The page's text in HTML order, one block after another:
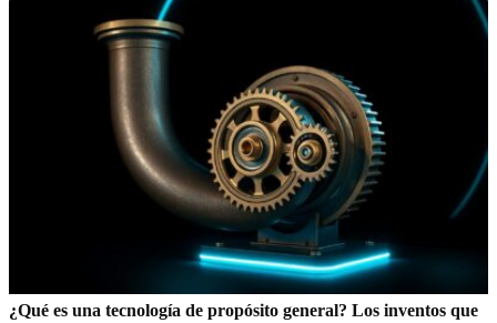
¿Qué es una tecnología de propósito general? Los inventos que